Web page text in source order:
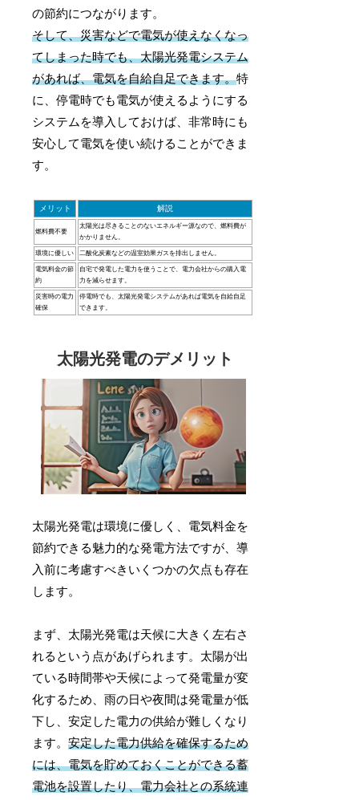
の節約につながります。
そして、災害などで電気が使えなくなっ
てしまった時でも、太陽光発電システム
があれば、電気を自給自足できます。特
に、停電時でも電気が使えるようにする
システムを導入しておけば、非常時にも
安心して電気を使い続けることができま
す。
メリット 解説
燃料費不要
太陽光は尽きることのないエネルギー源なので、燃料費が
かかりません。
環境に優しい 二酸化炭素などの温室効果ガスを排出しません。
電気料金の節
約
自宅で発電した電力を使うことで、電力会社からの購入電
力を減らせます。
災害時の電力
確保
停電時でも、太陽光発電システムがあれば電気を自給自足
できます。
太陽光発電のデメリット
太陽光発電は環境に優しく、電気料金を
節約できる魅力的な発電方法ですが、導
入前に考慮すべきいくつかの欠点も存在
します。
まず、太陽光発電は天候に大きく左右さ
れるという点があげられます。太陽が出
ている時間帯や天候によって発電量が変
化するため、雨の日や夜間は発電量が低
下し、安定した電力の供給が難しくなり
ます。安定した電力供給を確保するため
には、電気を貯めておくことができる蓄
電池を設置したり、電力会社との系統連